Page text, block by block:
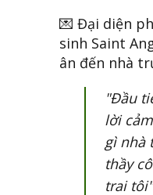
💌 Đại diện
sinh Saint
ân đến nhà
"Đầu
lời
gì nhà
thầy
trai tôi"